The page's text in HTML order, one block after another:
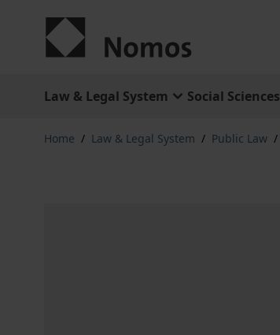
Law & Legal System Social Sciences
Home / Law & Legal System / Public Law /